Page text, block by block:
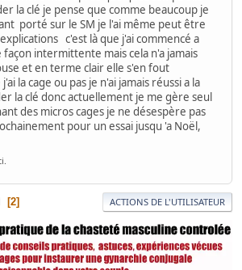
la clé je pense que comme beaucoup je
porté sur le SM je l'ai même peut être
c'est là que j'ai commencé a
intermittente mais cela n'a jamais
et en terme clair elle s'en fout
la cage ou pas je n'ai jamais réussi a la
la clé donc actuellement je me gère seul
des micros cages je ne désespère pas
pour un essai jusqu 'a Noël,
2 ACTIONS DE L'UTILISATEUR